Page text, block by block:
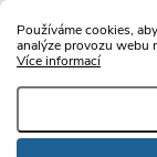
Používáme cookies,
analýze provozu webu
Více informací